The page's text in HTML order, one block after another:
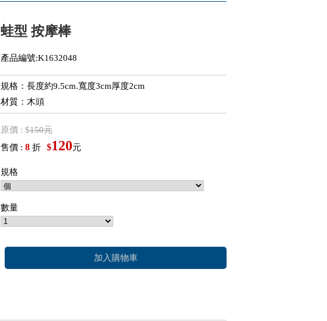
蛙型 按摩棒
產品編號:K1632048
規格：長度約9.5cm.寬度3cm厚度2cm
材質：木頭
原價 : $150元
售價 : 8折 $120元
規格
數量
加入購物車